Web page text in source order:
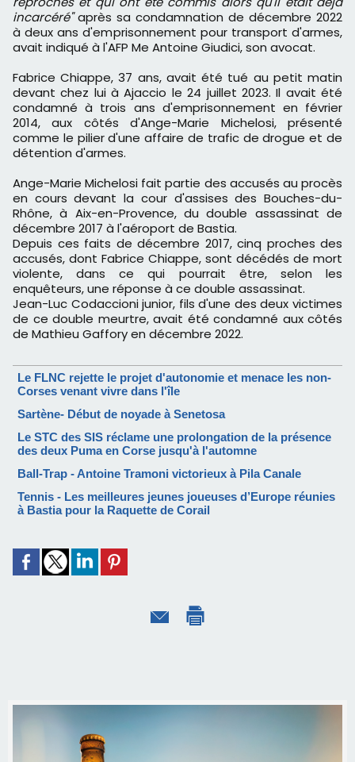
incarcéré"après sa condamnation de décembre 2022
à deux ans d'emprisonnement pour transport d'armes,
avait indiqué à l'AFP Me Antoine Giudici, son avocat.
Fabrice Chiappe, 37 ans, avait été tué au petit matin
devant chez lui à Ajaccio le 24 juillet 2023. Il avait été
condamné à trois ans d'emprisonnement en février
2014, aux côtés d'Ange-Marie Michelosi, présenté
comme le pilier d'une affaire de trafic de drogue et de
détention d'armes.
Ange-Marie Michelosi fait partie des accusés au procès
en cours devant la cour d'assises des Bouches-du-
Rhône, à Aix-en-Provence, du double assassinat de
décembre 2017 à l'aéroport de Bastia.
Depuis ces faits de décembre 2017, cinq proches des
accusés, dont Fabrice Chiappe, sont décédés de mort
violente, dans ce qui pourrait être, selon les
enquêteurs, une réponse à ce double assassinat.
Jean-Luc Codaccioni junior, fils d'une des deux victimes
de ce double meurtre, avait été condamné aux côtés
de Mathieu Gaffory en décembre 2022.
Le FLNC rejette le projet d'autonomie et menace les non-
Corses venant vivre dans l'île
Sartène- Début de noyade à Senetosa
Le STC des SIS réclame une prolongation de la présence
des deux Puma en Corse jusqu'à l'automne
Ball-Trap - Antoine Tramoni victorieux à Pila Canale
Tennis - Les meilleures jeunes joueuses d’Europe réunies
à Bastia pour la Raquette de Corail